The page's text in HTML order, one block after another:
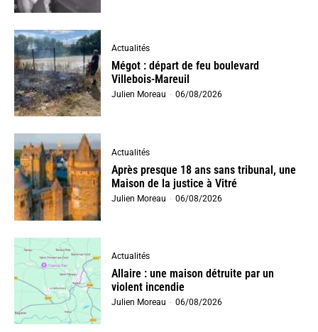
Actualités
Mégot : départ de feu boulevard
Villebois-Mareuil
Julien Moreau - 06/08/2026
Actualités
Après presque 18 ans sans tribunal, une
Maison de la justice à Vitré
Julien Moreau - 06/08/2026
Actualités
Allaire : une maison détruite par un
violent incendie
Julien Moreau - 06/08/2026